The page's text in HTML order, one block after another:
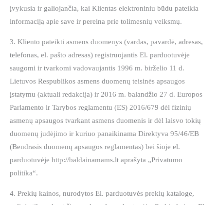
įvykusia ir galiojančia, kai Klientas elektroniniu būdu pateikia
informaciją apie save ir pereina prie tolimesnių veiksmų.
3. Kliento pateikti asmens duomenys (vardas, pavardė, adresas,
telefonas, el. pašto adresas) registruojantis El. parduotuvėje
saugomi ir tvarkomi vadovaujantis 1996 m. birželio 11 d.
Lietuvos Respublikos asmens duomenų teisinės apsaugos
įstatymu (aktuali redakcija) ir 2016 m. balandžio 27 d. Europos
Parlamento ir Tarybos reglamentu (ES) 2016/679 dėl fizinių
asmenų apsaugos tvarkant asmens duomenis ir dėl laisvo tokių
duomenų judėjimo ir kuriuo panaikinama Direktyva 95/46/EB
(Bendrasis duomenų apsaugos reglamentas) bei šioje el.
parduotuvėje http://baldainamams.lt aprašyta „Privatumo
politika“.
4. Prekių kainos, nurodytos El. parduotuvės prekių kataloge,